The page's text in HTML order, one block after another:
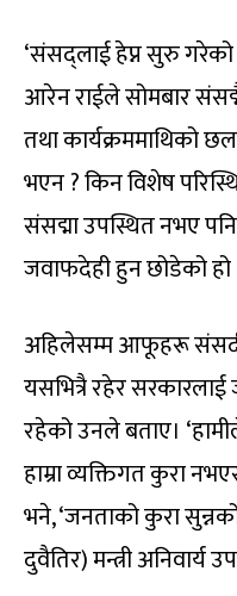
‘संसद्लाई हेप्न सुरु गरेको
आरेन राईले सोमबार
तथा कार्यक्रममाथिको
भएन ? किन विशेष
संसद्मा उपस्थित नभए
जवाफदेही हुन छोडेको हो
अहिलेसम्म आफूहरू संसदीय
यसभित्रै रहेर सरकारलाई
रहेको उनले बताए।
हाम्रा व्यक्तिगत कुरा
भने, ‘जनताको कुरा
दुवैतिर) मन्त्री अनिवार्य